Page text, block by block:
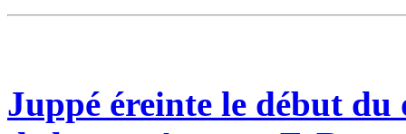
Juppé éreinte le début